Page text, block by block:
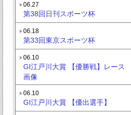
06.27
第38回日刊スポーツ杯
06.18
第33回東京スポーツ杯
06.10
GI江戸川大賞 【優勝戦】レース
画像
06.10
GI江戸川大賞 【優出選手】